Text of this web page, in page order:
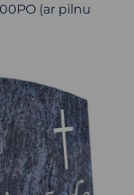
(ar pilnu